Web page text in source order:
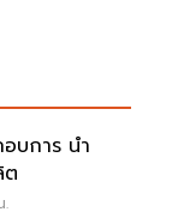
อบการ นำ
ต
.